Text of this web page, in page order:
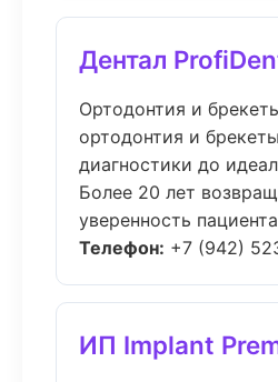
Дентал
Ортодонтия и
ортодонтия и
диагностики до
Более 20 лет
уверенность
Телефон: +7 (942)
ИП Implant